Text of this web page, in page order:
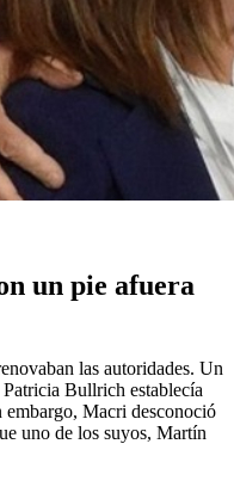
un pie afuera
las autoridades. Un
Bullrich establecía
embargo, Macri desconoció
uno de los suyos, Martín